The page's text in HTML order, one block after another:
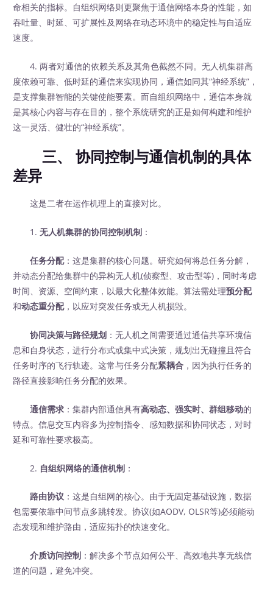
命相关的指标。自组织网络则更聚焦于通信网络本身的性能，如
吞吐量、时延、可扩展性及网络在动态环境中的稳定性与自适应
速度。
4. 两者对通信的依赖关系及其角色截然不同。无人机集群高
度依赖可靠、低时延的通信来实现协同，通信如同其“神经系统”，
是支撑集群智能的关键使能要素。而自组织网络中，通信本身就
是其核心内容与存在目的，整个系统研究的正是如何构建和维护
这一灵活、健壮的“神经系统”。
三、 协同控制与通信机制的具体
差异
这是二者在运作机理上的直接对比。
1.无人机集群的协同控制机制 ：
任务分配：这是集群的核心问题。研究如何将总任务分解，
并动态分配给集群中的异构无人机(侦察型、攻击型等)，同时考虑
时间、资源、空间约束，以最大化整体效能。算法需处理预分配
和动态重分配，以应对突发任务或无人机损毁。
协同决策与路径规划 ：无人机之间需要通过通信共享环境信
息和自身状态，进行分布式或集中式决策，规划出无碰撞且符合
任务时序的飞行轨迹。这常与任务分配紧耦合 ，因为执行任务的
路径直接影响任务分配的效果。
通信需求 ：集群内部通信具有高动态、强实时、群组移动的
特点。信息交互内容多为控制指令、感知数据和协同状态，对时
延和可靠性要求极高。
2. 自组织网络的通信机制 ：
路由协议 ：这是自组网的核心。由于无固定基础设施，数据
包需要依靠中间节点多跳转发。协议(如AODV, OLSR等)必须能动
态发现和维护路由，适应拓扑的快速变化。
介质访问控制 ：解决多个节点如何公平、高效地共享无线信
道的问题，避免冲突。